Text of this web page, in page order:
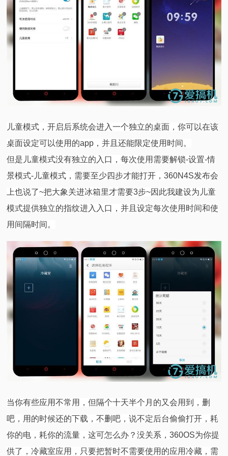
儿童模式，开启后系统会进入一个独立的桌面，你可以在该
桌面设定可以使用的app，并且还能限定使用时间。
但是儿童模式没有独立的入口，每次使用需要解锁-设置-情
景模式-儿童模式，需要至少四步才能打开，360N4S发布会
上也说了~把大象关进冰箱里才需要3步~因此我建设为儿童
模式提供独立的指纹进入入口，并且设定每次使用时间和使
用间隔时间。
当你有些应用不常用，但隔个十天半个月的又会用到，删
吧，用的时候还的下载，不删吧，说不定后台偷偷打开，耗
你的电，耗你的流量，这可怎么办？没关系，360OS为你提
供了，冷藏室应用，只要把暂时不需要使用的应用冷藏，需